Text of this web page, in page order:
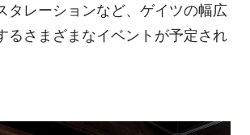
タレーションなど、ゲイツの幅広
るさまざまなイベントが予定され